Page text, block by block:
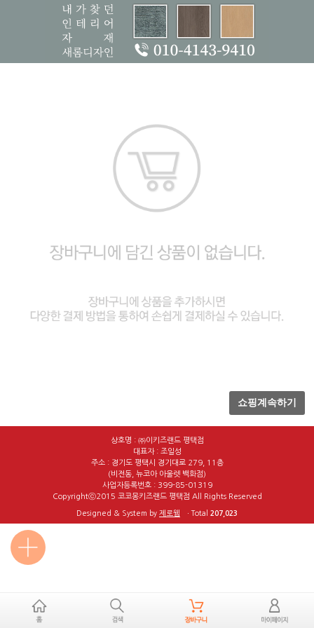
쇼핑계속하기
상호명 : ㈜이키즈랜드 평택점
대표자 : 조일성
주소 : 경기도 평택시 경기대로 279, 11층
(비전동, 뉴코아 아울렛 백화점)
사업자등록번호 : 399-85-01319
Copyrightⓒ2015 코코몽키즈랜드 평택점 All Rights Reserved
Designed & System by 제로웹 ㆍTotal 207,023